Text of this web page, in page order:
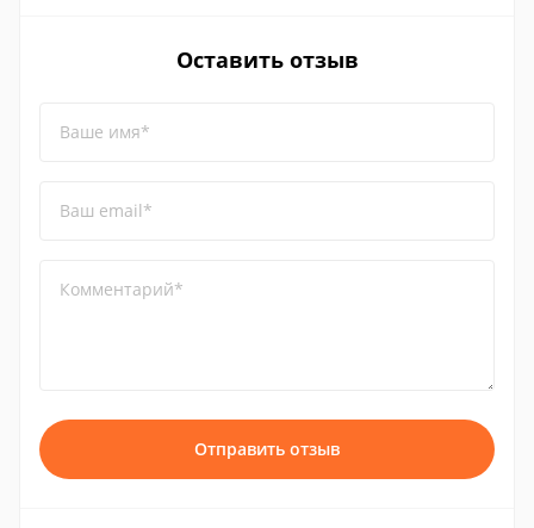
Оставить отзыв
Ваше имя*
Ваш email*
Комментарий*
Отправить отзыв